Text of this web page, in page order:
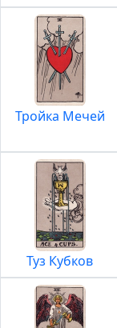
Тройка Мечей
Туз Кубков